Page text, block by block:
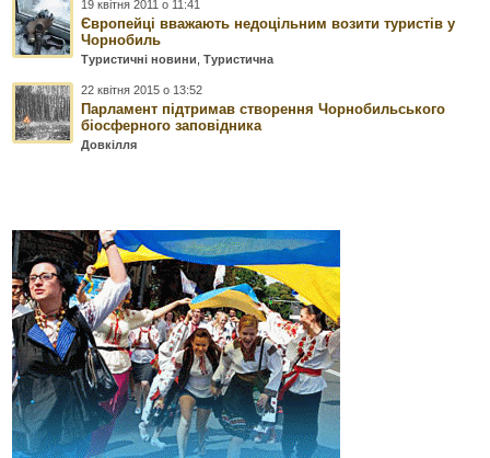
19 квітня 2011 о 11:41
Європейці вважають недоцільним возити туристів у
Чорнобиль
Туристичні новини ,Туристична
22 квітня 2015 о 13:52
Парламент підтримав створення Чорнобильського
біосферного заповідника
Довкілля